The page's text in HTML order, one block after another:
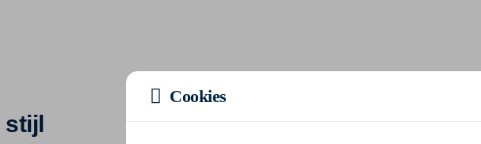
stijl
Cookies